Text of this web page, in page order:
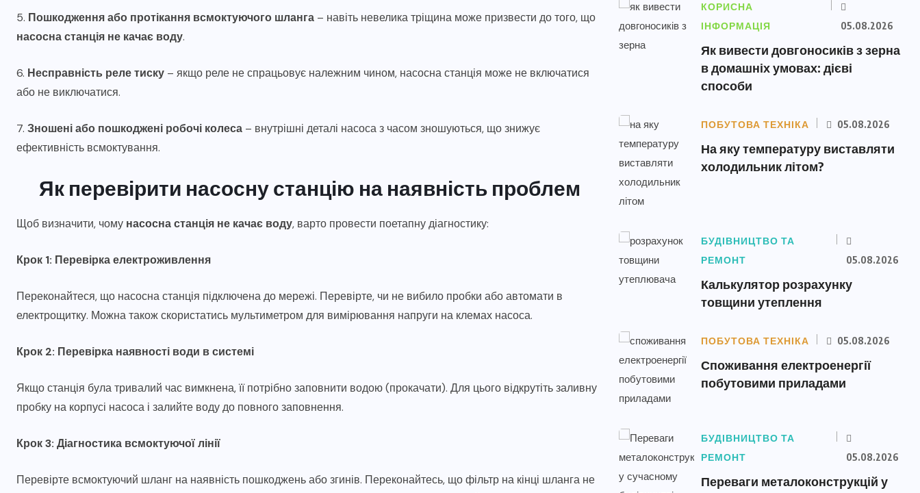
5. Пошкодження або протікання всмоктуючого шланга – навіть невелика тріщина може призвести до того, що
насосна станція не качає воду.
6. Несправність реле тиску – якщо реле не спрацьовує належним чином, насосна станція може не включатися
або не виключатися.
7. Зношені або пошкоджені робочі колеса – внутрішні деталі насоса з часом зношуються, що знижує
ефективність всмоктування.
Як перевірити насосну станцію на наявність проблем
Щоб визначити, чому насосна станція не качає воду, варто провести поетапну діагностику:
Крок 1: Перевірка електроживлення
Переконайтеся, що насосна станція підключена до мережі. Перевірте, чи не вибило пробки або автомати в
електрощитку. Можна також скористатись мультиметром для вимірювання напруги на клемах насоса.
Крок 2: Перевірка наявності води в системі
Якщо станція була тривалий час вимкнена, її потрібно заповнити водою (прокачати). Для цього відкрутіть заливну
пробку на корпусі насоса і залийте воду до повного заповнення.
Крок 3: Діагностика всмоктуючої лінії
Перевірте всмоктуючий шланг на наявність пошкоджень або згинів. Переконайтесь, що фільтр на кінці шланга не
КОРИСНА
ІНФОРМАЦІЯ
05.08.2026
Як вивести довгоносиків з зерна
в домашніх умовах: дієві
способи
ПОБУТОВА ТЕХНІКА 05.08.2026
На яку температуру виставляти
холодильник літом?
БУДІВНИЦТВО ТА
РЕМОНТ
05.08.2026
Калькулятор розрахунку
товщини утеплення
ПОБУТОВА ТЕХНІКА 05.08.2026
Споживання електроенергії
побутовими приладами
БУДІВНИЦТВО ТА
РЕМОНТ
05.08.2026
Переваги металоконструкцій у